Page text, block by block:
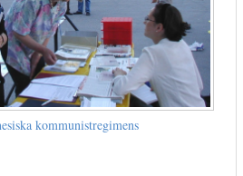
kommunistregimens